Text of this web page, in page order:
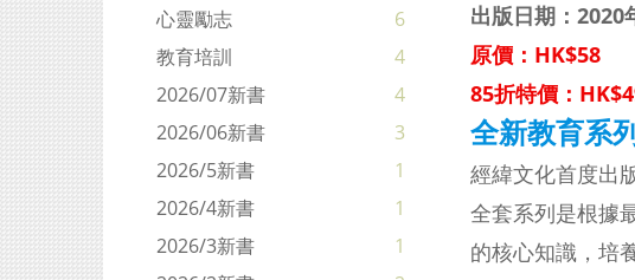
心靈勵志
6
教育培訓
4
2026/07新書
4
2026/06新書
3
2026/5新書
1
2026/4新書
1
2026/3新書
1
出版日期：2020
原價：HK$58
85折特價：
全新教育系
經緯文化首度出
全套系列是根據
的核心知識，培